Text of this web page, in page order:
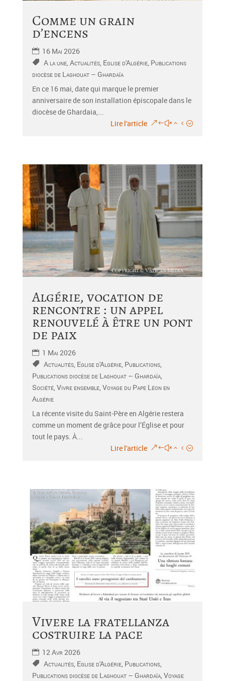
Comme un grain
d’encens
16 Mai 2026
A la une,Actualités, Eglise d'Algérie, Publications
diocèse de Laghouat – Ghardaïa
En ce 16 mai, date qui marque le premier
anniversaire de son installation épiscopale dans le
diocèse de Ghardaia,...
Lire l'article
Algérie, vocation de
rencontre : un appel
renouvelé à être un pont
de paix
1 Mai 2026
Actualités, Eglise d'Algérie, Publications,
Publications diocèse de Laghouat – Ghardaïa,
Société,Vivre ensemble,Voyage du Pape Léon en
Algérie
La récente visite du Saint-Père en Algérie restera
comme un moment de grâce pour l’Église et pour
tout le pays. À...
Lire l'article
Vivere la fratellanza
costruire la pace
12 Avr 2026
Actualités, Eglise d'Algérie, Publications,
Publications diocèse de Laghouat – Ghardaïa,Voyage